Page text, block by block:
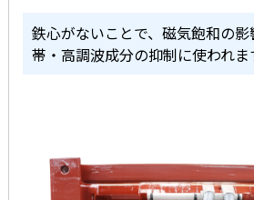
鉄心がないことで、磁気飽和の
帯・高調波成分の抑制に使われま